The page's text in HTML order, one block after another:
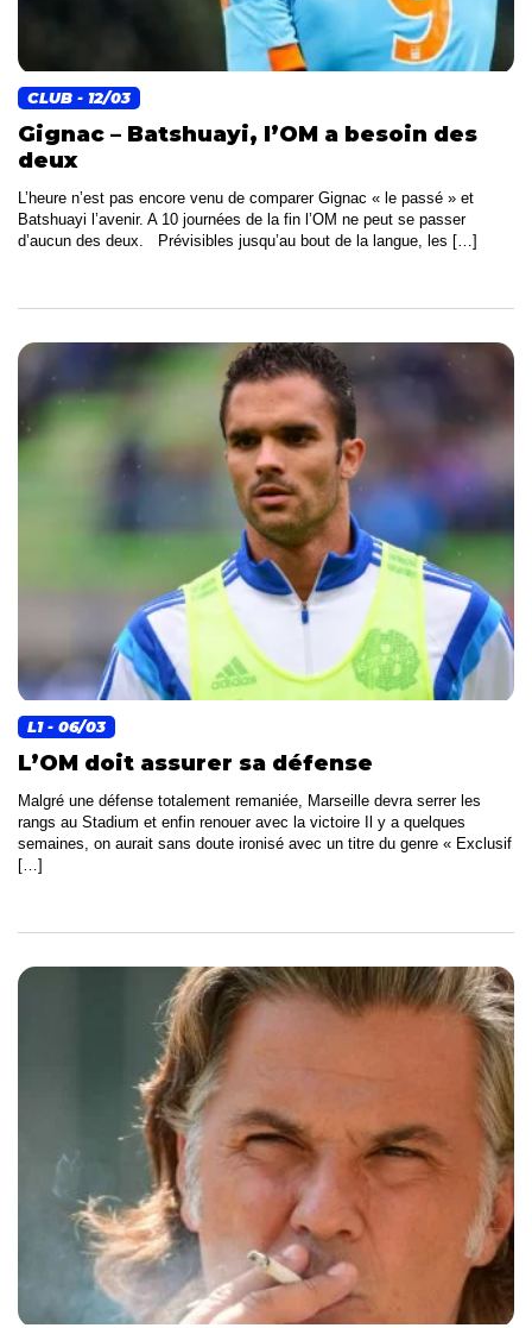
CLUB - 12/03
Gignac – Batshuayi, l’OM a besoin des
deux
L’heure n’est pas encore venu de comparer Gignac « le passé » et
Batshuayi l’avenir. A 10 journées de la fin l’OM ne peut se passer
d’aucun des deux. Prévisibles jusqu’au bout de la langue, les […]
L1- 06/03
L’OM doit assurer sa défense
Malgré une défense totalement remaniée, Marseille devra serrer les
rangs au Stadium et enfin renouer avec la victoire Il y a quelques
semaines, on aurait sans doute ironisé avec un titre du genre « Exclusif
[…]